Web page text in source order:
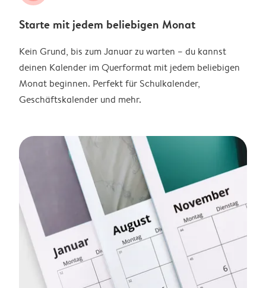
Starte mit jedem beliebigen Monat
Kein Grund, bis zum Januar zu warten – du kannst
deinen Kalender im Querformat mit jedem beliebigen
Monat beginnen. Perfekt für Schulkalender,
Geschäftskalender und mehr.